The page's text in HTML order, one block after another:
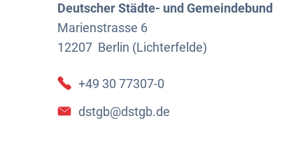
Deutscher Städte- und Gemeindebund
Marienstrasse 6
12207 Berlin (Lichterfelde)
+49 30 77307-0
dstgb@dstgb.de